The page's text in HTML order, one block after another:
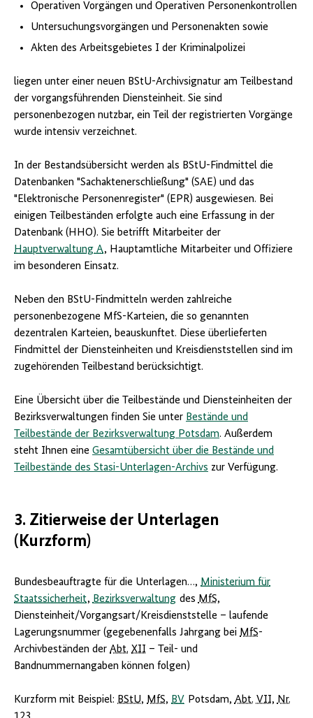
Operativen Vorgängen und Operativen Personenkontrollen
Untersuchungsvorgängen und Personenakten sowie
Akten des Arbeitsgebietes I der Kriminalpolizei
liegen unter einer neuen BStU-Archivsignatur am Teilbestand
der vorgangsführenden Diensteinheit. Sie sind
personenbezogen nutzbar, ein Teil der registrierten Vorgänge
wurde intensiv verzeichnet.
In der Bestandsübersicht werden als BStU-Findmittel die
Datenbanken "Sachaktenerschließung" (SAE) und das
"Elektronische Personenregister" (EPR) ausgewiesen. Bei
einigen Teilbeständen erfolgte auch eine Erfassung in der
Datenbank (HHO). Sie betrifft Mitarbeiter der
Hauptverwaltung A, Hauptamtliche Mitarbeiter und Offiziere
im besonderen Einsatz.
Neben den BStU-Findmitteln werden zahlreiche
personenbezogene MfS-Karteien, die so genannten
dezentralen Karteien, beauskunftet. Diese überlieferten
Findmittel der Diensteinheiten und Kreisdienststellen sind im
zugehörenden Teilbestand berücksichtigt.
Eine Übersicht über die Teilbestände und Diensteinheiten der
Bezirksverwaltungen finden Sie unter Bestände und
Teilbestände der Bezirksverwaltung Potsdam. Außerdem
steht Ihnen eine Gesamtübersicht über die Bestände und
Teilbestände des Stasi-Unterlagen-Archivs zur Verfügung.
3. Zitierweise der Unterlagen
(Kurzform)
Bundesbeauftragte für die Unterlagen…, Ministerium für
Staatssicherheit, Bezirksverwaltung des MfS,
Diensteinheit/Vorgangsart/Kreisdienststelle – laufende
Lagerungsnummer (gegebenenfalls Jahrgang bei MfS-
Archivbeständen der Abt. XII – Teil- und
Bandnummernangaben können folgen)
Kurzform mit Beispiel: BStU, MfS, BV Potsdam, Abt. VII, Nr.